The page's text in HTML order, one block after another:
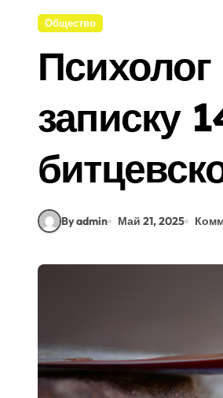
Общество
записку
By admin Май 21, 2025